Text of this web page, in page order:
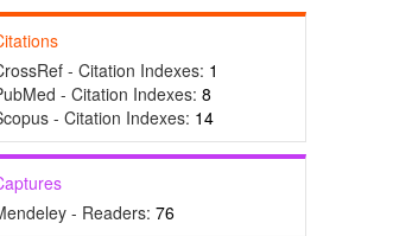
- Citation Indexes: 1
- Citation Indexes: 8
- Citation Indexes: 14
- Readers: 76